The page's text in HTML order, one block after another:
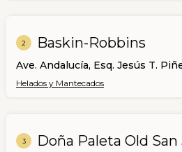
2 Baskin-Robbins
Ave. Andalucía, Esq. Jesús T.
Helados y Mantecados
3 Doña Paleta Old San